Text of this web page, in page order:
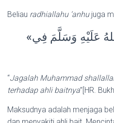
Beliau radhiallahu ‘anhujuga
«ارْقُبُوا مُحَمَّدًا صَلَّى اللهُ عَلَيْهِ وَسَلَّمَ فِي
“Jagalah Muhammad
terhadap ahli baitnya”[HR.
Maksudnya adalah menjaga